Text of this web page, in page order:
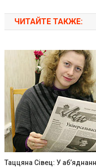
ЧИТАЙТЕ ТАКЖЕ:
Таццяна Сівец: У